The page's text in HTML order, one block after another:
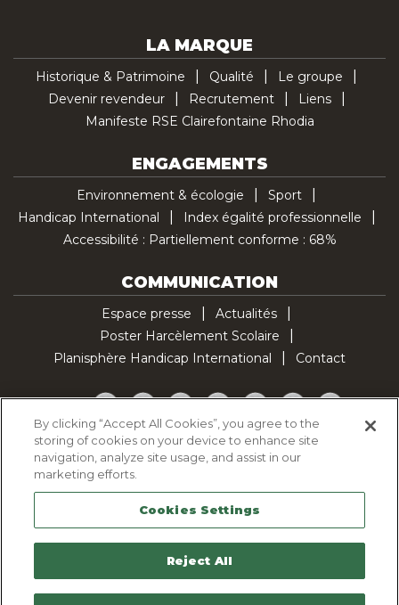
LA MARQUE
Historique & Patrimoine Qualité
Le groupe
Devenir revendeur
Recrutement
Liens
Manifeste RSE Clairefontaine Rhodia
ENGAGEMENTS
Environnement & écologie
Sport
Handicap International
Index égalité professionnelle
Accessibilité : Partiellement conforme : 68%
COMMUNICATION
Espace presse
Actualités
Poster Harcèlement Scolaire
Planisphère Handicap International
Contact
Facebook
TwitterYouTubePinterestInstagramLinkedInTikTok
Politique d'utilisation des cookies
Politique de confidentialité
Mentions légales
Plan du site
Contactez-nous
By clicking “Accept All Cookies”, you agree to the
storing of cookies on your device to enhance site
navigation, analyze site usage, and assist in our
marketing efforts.
Cookies Settings
Reject All